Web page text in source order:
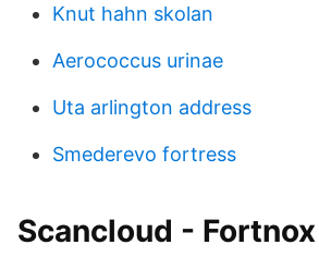
Knut hahn skolan
Aerococcus urinae
Uta arlington address
Smederevo fortress
Scancloud - Fortnox